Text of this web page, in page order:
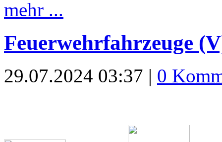
mehr ...
Feuerwehrfahrzeuge
29.07.2024 03:37 | 0